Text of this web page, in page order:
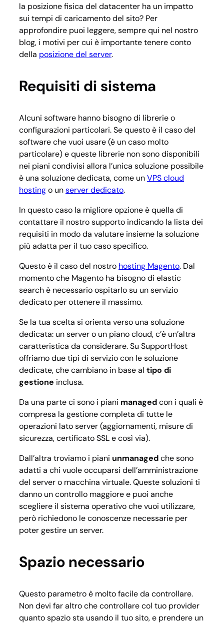
la posizione fisica del datacenter ha un impatto
sui tempi di caricamento del sito? Per
approfondire puoi leggere, sempre qui nel nostro
blog, i motivi per cui è importante tenere conto
della posizione del server.
Requisiti di sistema
Alcuni software hanno bisogno di librerie o
configurazioni particolari. Se questo è il caso del
software che vuoi usare (è un caso molto
particolare) e queste librerie non sono disponibili
nei piani condivisi allora l’unica soluzione possibile
è una soluzione dedicata, come unVPS cloud
hostingo unserver dedicato.
In questo caso la migliore opzione è quella di
contattare il nostro supporto indicando la lista dei
requisiti in modo da valutare insieme la soluzione
più adatta per il tuo caso specifico.
Questo è il caso del nostro hosting Magento. Dal
momento che Magento ha bisogno di elastic
search è necessario ospitarlo su un servizio
dedicato per ottenere il massimo.
Se la tua scelta si orienta verso una soluzione
dedicata: un server o un piano cloud, c’è un’altra
caratteristica da considerare. Su SupportHost
offriamo due tipi di servizio con le soluzione
dedicate, che cambiano in base al tipo di
gestione inclusa.
Da una parte ci sono i piani managedcon i quali è
compresa la gestione completa di tutte le
operazioni lato server (aggiornamenti, misure di
sicurezza, certificato SSL e così via).
Dall’altra troviamo i piani unmanagedche sono
adatti a chi vuole occuparsi dell’amministrazione
del server o macchina virtuale. Queste soluzioni ti
danno un controllo maggiore e puoi anche
scegliere il sistema operativo che vuoi utilizzare,
però richiedono le conoscenze necessarie per
poter gestire un server.
Spazio necessario
Questo parametro è molto facile da controllare.
Non devi far altro che controllare col tuo provider
quanto spazio sta usando il tuo sito, e prendere un